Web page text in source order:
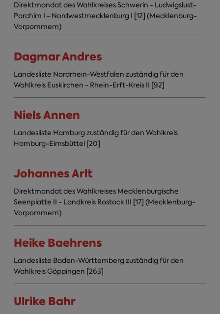
Direktmandat des Wahlkreises Schwerin - Ludwigslust-
Parchim I - Nordwestmecklenburg I [12] (Mecklenburg-
Vorpommern)
Dagmar Andres
Landesliste Nordrhein-Westfalen zuständig für den
Wahlkreis Euskirchen - Rhein-Erft-Kreis II [92]
Niels Annen
Landesliste Hamburg zuständig für den Wahlkreis
Hamburg-Eimsbüttel [20]
Johannes Arlt
Direktmandat des Wahlkreises Mecklenburgische
Seenplatte II - Landkreis Rostock III [17] (Mecklenburg-
Vorpommern)
Heike Baehrens
Landesliste Baden-Württemberg zuständig für den
Wahlkreis Göppingen [263]
Ulrike Bahr